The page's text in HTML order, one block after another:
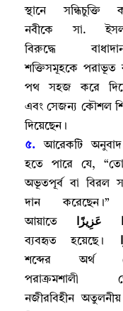
স্থানে সন্ধিচুক্তি
নবীকে সা.
বিরুদ্ধে
শক্তিসমূহকে পরাভূত
পথ সহজ করে
এবং সেজন্য কৌশল
দিয়েছেন ।
৫. আরেকটি
হতে পারে যে, “
অভূতপূর্ব বা বিরল
দান করেছেন।”
আয়াতে
عَزِيزًا
ব্যবহৃত হয়েছে।
শব্দের অর্থ
পরাক্রমশালী
নজীরবিহীন